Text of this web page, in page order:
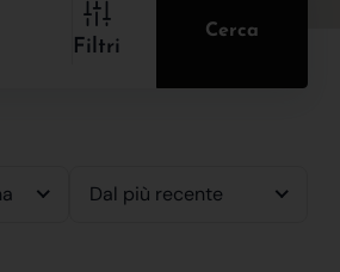
Filtri
Cerca
Dal più recente